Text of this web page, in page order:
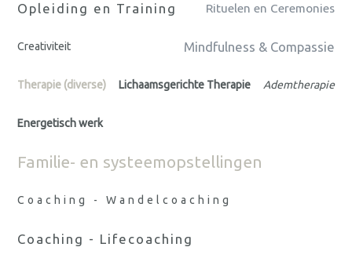
Opleiding en Training Rituelen en Ceremonies
Creativiteit Mindfulness & Compassie
Therapie (diverse) Lichaamsgerichte Therapie Ademtherapie
Energetisch werk
Familie- en systeemopstellingen
Coaching - Wandelcoaching
Coaching - Lifecoaching